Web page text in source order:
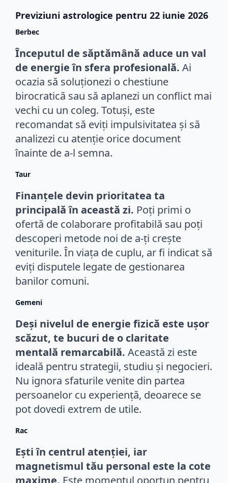
Previziuni astrologice pentru 22 iunie 2026
Berbec
Începutul de săptămână aduce un val
de energie în sfera profesională. Ai
ocazia să soluționezi o chestiune
birocratică sau să aplanezi un conflict mai
vechi cu un coleg. Totuși, este
recomandat să eviți impulsivitatea și să
analizezi cu atenție orice document
înainte de a-l semna.
Taur
Finanțele devin prioritatea ta
principală în această zi. Poți primi o
ofertă de colaborare profitabilă sau poți
descoperi metode noi de a-ți crește
veniturile. În viața de cuplu, ar fi indicat să
eviți disputele legate de gestionarea
banilor comuni.
Gemeni
Deși nivelul de energie fizică este ușor
scăzut, te bucuri de o claritate
mentală remarcabilă. Această zi este
ideală pentru strategii, studiu și negocieri.
Nu ignora sfaturile venite din partea
persoanelor cu experiență, deoarece se
pot dovedi extrem de utile.
Rac
Ești în centrul atenției, iar
magnetismul tău personal este la cote